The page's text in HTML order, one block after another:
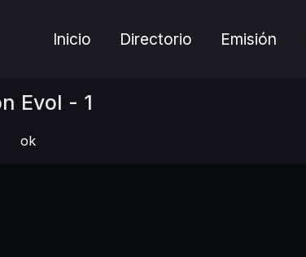
Inicio Directorio Emisión
Evol - 1
ok